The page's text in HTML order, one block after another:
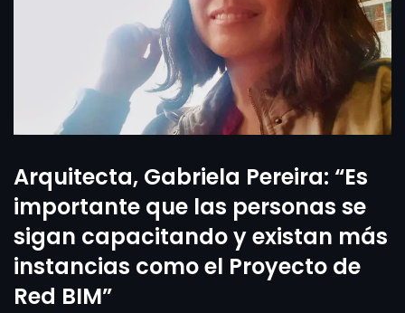
Arquitecta, Gabriela Pereira: “Es
importante que las personas se
sigan capacitando y existan más
instancias como el Proyecto de
Red BIM”